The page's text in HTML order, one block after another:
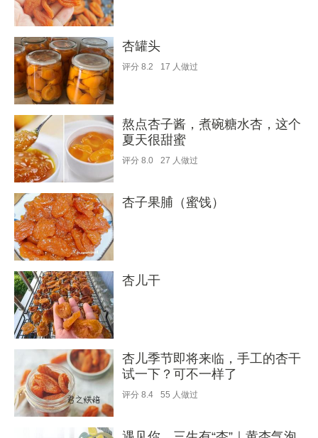
杏罐头
评分 8.2 17 人做过
熬点杏子酱，煮碗糖水杏，这个
夏天很甜蜜
评分 8.0 27 人做过
杏子果脯（蜜饯）
杏儿干
杏儿季节即将来临，手工的杏干
试一下？可不一样了
评分 8.4 55 人做过